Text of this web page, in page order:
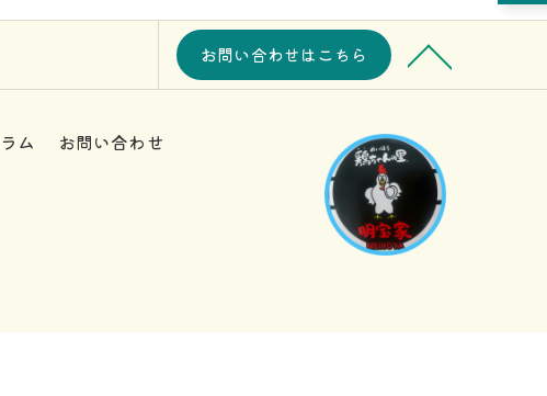
お問い合わせはこちら
ム
お問い合わせ